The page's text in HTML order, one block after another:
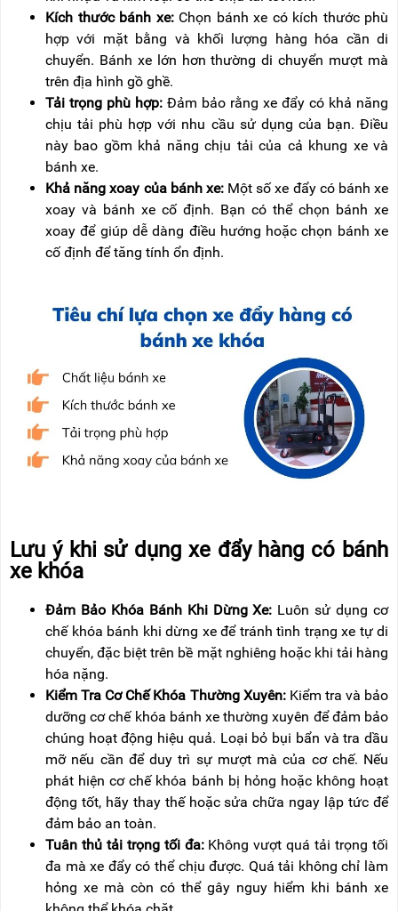
Kích thước bánh xe:Chọn bánh xe có kích thước phù
hợp với mặt bằng và khối lượng hàng hóa cần di
chuyển. Bánh xe lớn hơn thường di chuyển mượt mà
trên địa hình gồ ghề.
Tải trọng phù hợp: Đảm bảo rằng xe đẩy có khả năng
chịu tải phù hợp với nhu cầu sử dụng của bạn. Điều
này bao gồm khả năng chịu tải của cả khung xe và
bánh xe.
Khả năng xoay của bánh xe:Một số xe đẩy có bánh xe
xoay và bánh xe cố định. Bạn có thể chọn bánh xe
xoay để giúp dễ dàng điều hướng hoặc chọn bánh xe
cố định để tăng tính ổn định.
Lưu ý khi sử dụng xe đẩy hàng có bánh
xe khóa
Đảm Bảo Khóa Bánh Khi Dừng Xe: Luôn sử dụng cơ
chế khóa bánh khi dừng xe để tránh tình trạng xe tự di
chuyển, đặc biệt trên bề mặt nghiêng hoặc khi tải hàng
hóa nặng.
Kiểm Tra Cơ Chế Khóa Thường Xuyên:Kiểm tra và bảo
dưỡng cơ chế khóa bánh xe thường xuyên để đảm bảo
chúng hoạt động hiệu quả. Loại bỏ bụi bẩn và tra dầu
mỡ nếu cần để duy trì sự mượt mà của cơ chế. Nếu
phát hiện cơ chế khóa bánh bị hỏng hoặc không hoạt
động tốt, hãy thay thế hoặc sửa chữa ngay lập tức để
đảm bảo an toàn.
Tuân thủ tải trọng tối đa: Không vượt quá tải trọng tối
đa mà xe đẩy có thể chịu được. Quá tải không chỉ làm
hỏng xe mà còn có thể gây nguy hiểm khi bánh xe